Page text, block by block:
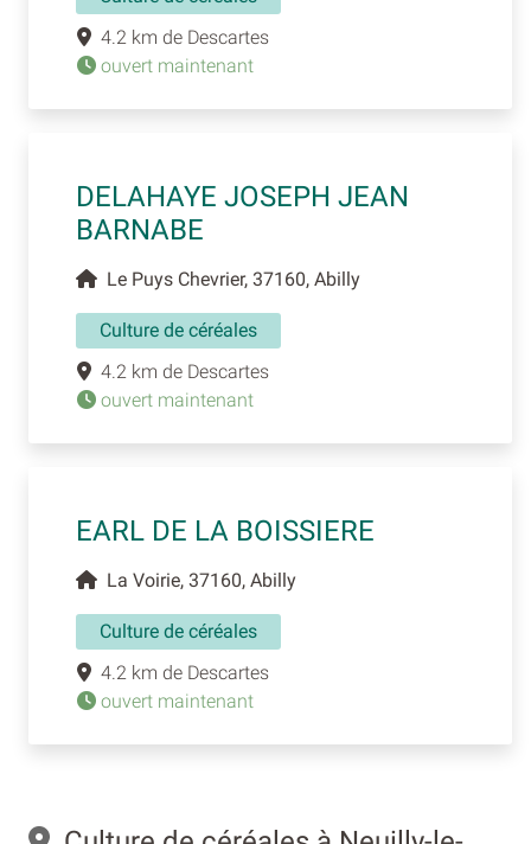
4.2 km de Descartes
ouvert maintenant
DELAHAYE JOSEPH JEAN
BARNABE
Le Puys Chevrier, 37160, Abilly
Culture de céréales
4.2 km de Descartes
ouvert maintenant
EARL DE LA BOISSIERE
La Voirie, 37160, Abilly
Culture de céréales
4.2 km de Descartes
ouvert maintenant